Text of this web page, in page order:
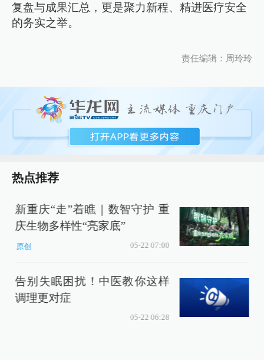
复盘与成果汇总，更是聚力新程、精进医疗安全
的务实之举。
责任编辑：周玲玲
热点推荐
新重庆“走”着瞧｜数智守护 重
庆生物多样性“亮家底”
原创 05-22 07:00
告别失眠困扰！中医教你这样
调理更对症
05-22 06:28